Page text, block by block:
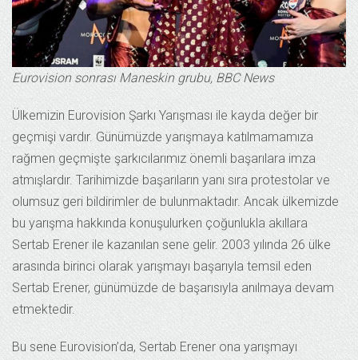
Eurovision sonrası Maneskin grubu, BBC News
Ülkemizin Eurovision Şarkı Yarışması ile kayda değer bir
geçmişi vardır. Günümüzde yarışmaya katılmamamıza
rağmen geçmişte şarkıcılarımız önemli başarılara imza
atmışlardır. Tarihimizde başarıların yanı sıra protestolar ve
olumsuz geri bildirimler de bulunmaktadır. Ancak ülkemizde
bu yarışma hakkında konuşulurken çoğunlukla akıllara
Sertab Erener ile kazanılan sene gelir. 2003 yılında 26 ülke
arasında birinci olarak yarışmayı başarıyla temsil eden
Sertab Erener, günümüzde de başarısıyla anılmaya devam
etmektedir.
Bu sene Eurovision’da, Sertab Erener ona yarışmayı